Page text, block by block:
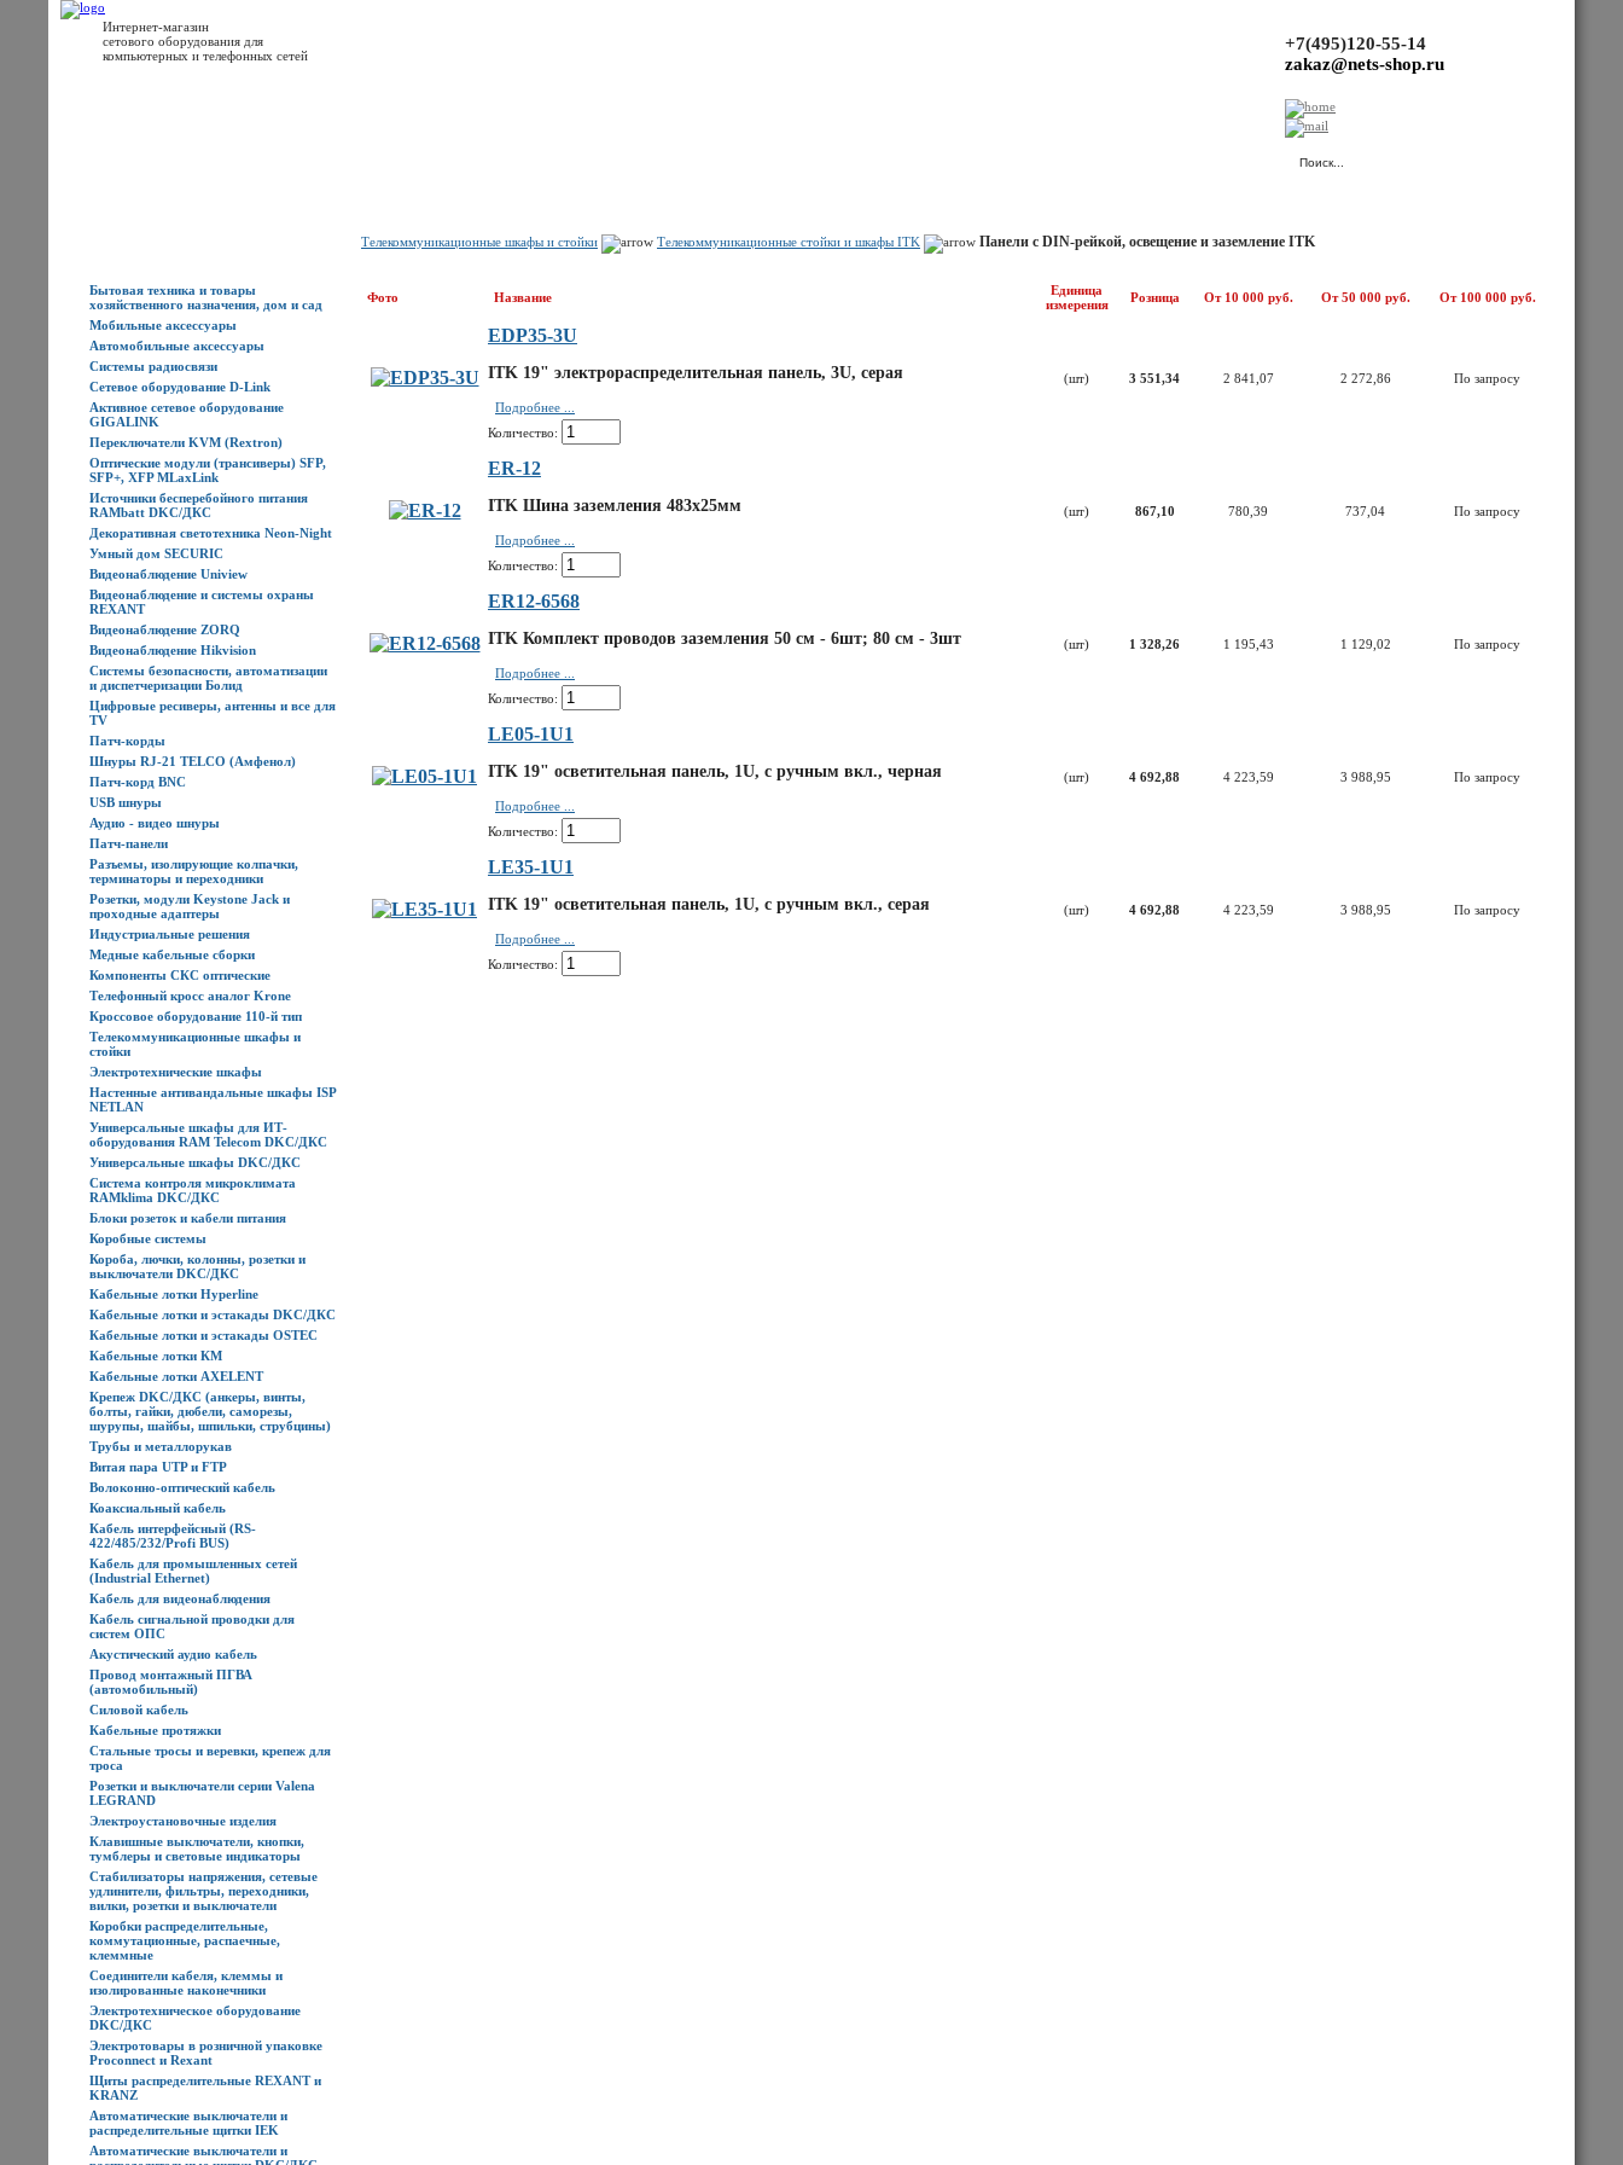
Интернет-магазин
сетового оборудования для
компьютерных и телефонных сетей
+7(495)120-55-14
zakaz@nets-shop.ru
Бытовая техника и товары
хозяйственного назначения, дом и сад
Мобильные аксессуары
Автомобильные аксессуары
Системы радиосвязи
Сетевое оборудование D-Link
Активное сетевое оборудование
GIGALINK
Переключатели KVM (Rextron)
Оптические модули (трансиверы) SFP,
SFP+, XFP MLaxLink
Источники бесперебойного питания
RAMbatt DKC/ДКС
Декоративная светотехника Neon-Night
Умный дом SECURIC
Видеонаблюдение Uniview
Видеонаблюдение и системы охраны
REXANT
Видеонаблюдение ZORQ
Видеонаблюдение Hikvision
Системы безопасности, автоматизации
и диспетчеризации Болид
Цифровые ресиверы, антенны и все для
TV
Патч-корды
Шнуры RJ-21 TELCO (Амфенол)
Патч-корд BNC
USB шнуры
Аудио - видео шнуры
Патч-панели
Разъемы, изолирующие колпачки,
терминаторы и переходники
Розетки, модули Keystone Jack и
проходные адаптеры
Индустриальные решения
Медные кабельные сборки
Компоненты СКС оптические
Телефонный кросс аналог Krone
Кроссовое оборудование 110-й тип
Телекоммуникационные шкафы и
стойки
Электротехнические шкафы
Настенные антивандальные шкафы ISP
NETLAN
Универсальные шкафы для ИТ-
оборудования RAM Telecom DKC/ДКС
Универсальные шкафы DKC/ДКС
Система контроля микроклимата
RAMklima DKC/ДКС
Блоки розеток и кабели питания
Коробные системы
Короба, лючки, колонны, розетки и
выключатели DKC/ДКС
Кабельные лотки Hyperline
Кабельные лотки и эстакады DKC/ДКС
Кабельные лотки и эстакады OSTEC
Кабельные лотки КМ
Кабельные лотки AXELENT
Крепеж DKC/ДКС (анкеры, винты,
болты, гайки, дюбели, саморезы,
шурупы, шайбы, шпильки, струбцины)
Трубы и металлорукав
Витая пара UTP и FTP
Волоконно-оптический кабель
Коаксиальный кабель
Кабель интерфейсный (RS-
422/485/232/Profi BUS)
Кабель для промышленных сетей
(Industrial Ethernet)
Кабель для видеонаблюдения
Кабель сигнальной проводки для
систем ОПС
Акустический аудио кабель
Провод монтажный ПГВА
(автомобильный)
Силовой кабель
Кабельные протяжки
Стальные тросы и веревки, крепеж для
троса
Розетки и выключатели серии Valena
LEGRAND
Электроустановочные изделия
Клавишные выключатели, кнопки,
тумблеры и световые индикаторы
Стабилизаторы напряжения, сетевые
удлинители, фильтры, переходники,
вилки, розетки и выключатели
Коробки распределительные,
коммутационные, распаечные,
клеммные
Соединители кабеля, клеммы и
изолированные наконечники
Электротехническое оборудование
DKC/ДКС
Электротовары в розничной упаковке
Proconnect и Rexant
Щиты распределительные REXANT и
KRANZ
Автоматические выключатели и
распределительные щитки IEK
Автоматические выключатели и
Телекоммуникационные шкафы и стойки Телекоммуникационные стойки и шкафы ITK Панели с DIN-рейкой, освещение и заземление ITK
Фото Название
Единица
измерения
Розница От 10 000 руб. От 50 000 руб. От 100 000 руб.
EDP35-3U
ITK 19" электрораспределительная панель, 3U, серая
Подробнее ...
Количество:
(шт) 3 551,34 2 841,07 2 272,86 По запросу
ER-12
ITK Шина заземления 483х25мм
Подробнее ...
Количество:
(шт) 867,10 780,39 737,04 По запросу
ER12-6568
ITK Комплект проводов заземления 50 cм - 6шт; 80 cм - 3шт
Подробнее ...
Количество:
(шт) 1 328,26 1 195,43 1 129,02 По запросу
LE05-1U1
ITK 19" осветительная панель, 1U, с ручным вкл., черная
Подробнее ...
Количество:
(шт) 4 692,88 4 223,59 3 988,95 По запросу
LE35-1U1
ITK 19" осветительная панель, 1U, с ручным вкл., серая
Подробнее ...
Количество:
(шт) 4 692,88 4 223,59 3 988,95 По запросу